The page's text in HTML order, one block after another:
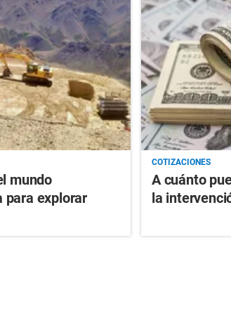
mundo
para explorar
COTIZACIONES
A cuánto
la